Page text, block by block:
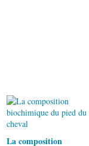
La composition